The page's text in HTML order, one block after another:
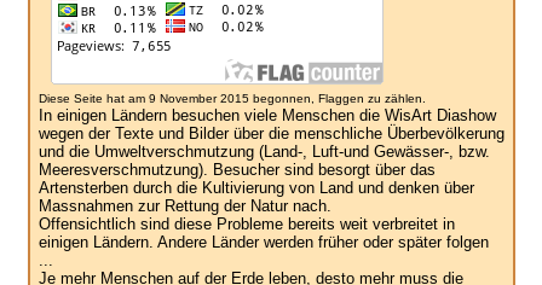
Diese Seite hat am 9 November 2015 begonnen, Flaggen zu zählen.
In einigen Ländern besuchen viele Menschen die WisArt Diashow
wegen der Texte und Bilder über die menschliche Überbevölkerung
und die Umweltverschmutzung (Land-, Luft-und Gewässer-, bzw.
Meeresverschmutzung). Besucher sind besorgt über das
Artensterben durch die Kultivierung von Land und denken über
Massnahmen zur Rettung der Natur nach.
Offensichtlich sind diese Probleme bereits weit verbreitet in
einigen Ländern. Andere Länder werden früher oder später folgen
...
Je mehr Menschen auf der Erde leben, desto mehr muss die